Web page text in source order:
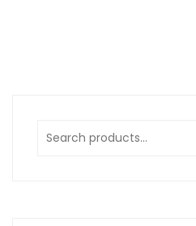
Search
for: